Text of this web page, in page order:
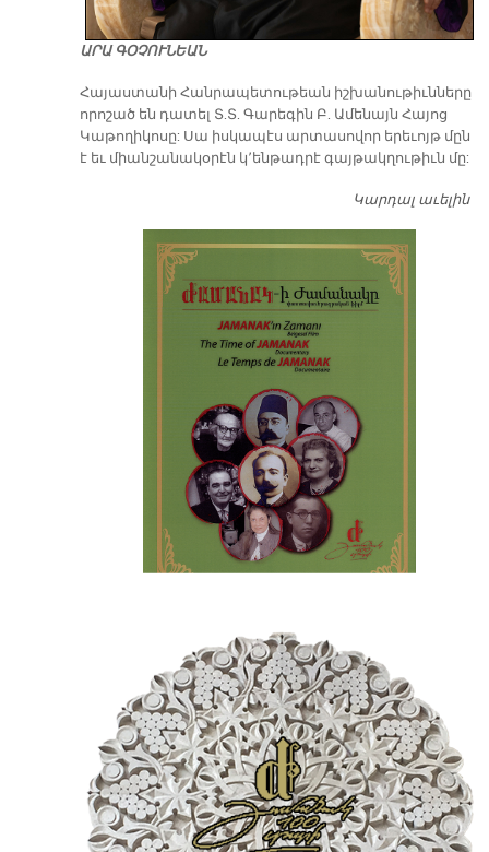
ԱՐԱ ԳՕՉՈՒՆԵԱՆ
​Հայաստանի Հանրապետութեան իշխանութիւնները
որոշած են դատել Տ.Տ. Գարեգին Բ. Ամենայն Հայոց
Կաթողիկոսը: Սա իսկապէս արտասովոր երեւոյթ մըն
է եւ միանշանակօրէն կ՚ենթադրէ գայթակղութիւն մը:
Կարդալ աւելին